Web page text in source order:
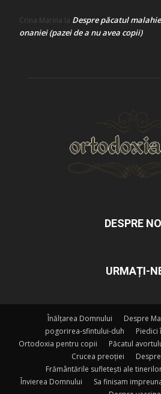
Crina Marina la Despre păcatul
onaniei (pazei de a nu avea copii)
DESPRE
URMAȚI-
Înălțarea Domnului
Despre
pogorirea-sfintului-duh
Piedici
Ortodoxia pentru copii
Păcatul
Crucea preoției
Frământările sufletești ale
Învierea Domnului
Sa finisam